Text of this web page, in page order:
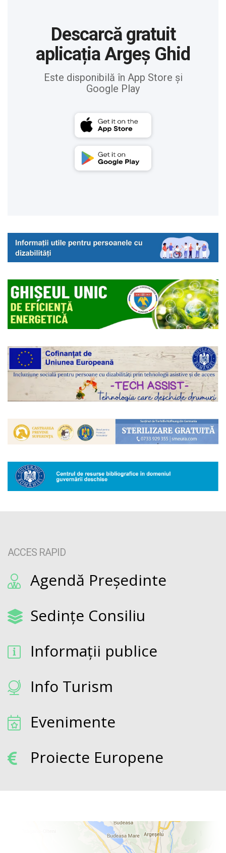
Descarcă gratuit
aplicația Argeș Ghid
Este disponibilă în App Store și
Google Play
ACCES RAPID
Agendă Președinte
Sedințe Consiliu
Informații publice
Info Turism
Evenimente
Proiecte Europene